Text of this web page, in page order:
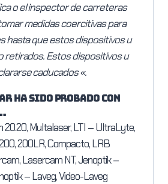
o el inspector de carreteras
medidas coercitivas para
hasta que estos dispositivos u
retirados. Estos dispositivos u
caducados «.
ha sido probado con
20.20, Multalaser, LTI – UltraLyte,
200LR, Compacto, LRB
Lasercam NT, Jenoptik –
– Laveg, Video-Laveg